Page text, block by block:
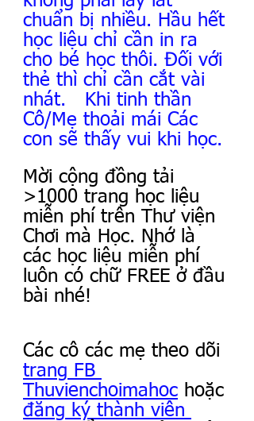
chuẩn bị nhiều. Hầu hết
học liệu chỉ cần in ra
cho bé học thôi. Đối với
thẻ thì chỉ cần cắt vài
nhát.   Khi tinh thần
Cô/Mẹ thoải mái Các
con sẽ thấy vui khi học.
Mời cộng đồng tải
>1000 trang học liệu
miễn phí trên Thư viện
Chơi mà Học. Nhớ là
các học liệu miễn phí
luôn có chữ FREE ở đầu
bài nhé!
Các cô các mẹ theo dõi
trang FB
Thuvienchoimahoc hoặc
đăng ký thành viên